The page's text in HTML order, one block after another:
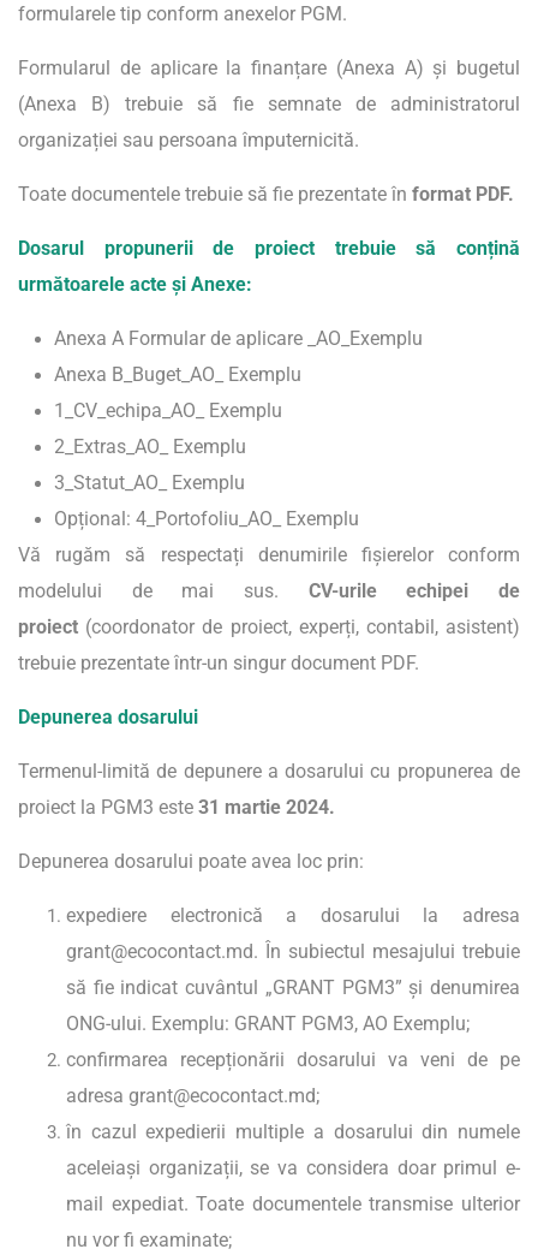
formularele tip conform anexelor PGM.
Formularul de aplicare la finanțare (Anexa A) și bugetul
(Anexa B) trebuie să fie semnate de administratorul
organizației sau persoana împuternicită.
Toate documentele trebuie să fie prezentate în format PDF.
Dosarul propunerii de proiect trebuie să conțină
următoarele acte și Anexe:
Anexa A Formular de aplicare _AO_Exemplu
Anexa B_Buget_AO_ Exemplu
1_CV_echipa_AO_ Exemplu
2_Extras_AO_ Exemplu
3_Statut_AO_ Exemplu
Opțional: 4_Portofoliu_AO_ Exemplu
Vă rugăm să respectați denumirile fișierelor conform
modelului de mai sus. CV-urile echipei de
proiect (coordonator de proiect, experți, contabil, asistent)
trebuie prezentate într-un singur document PDF.
Depunerea dosarului
Termenul-limită de depunere a dosarului cu propunerea de
proiect la PGM3 este 31 martie 2024.
Depunerea dosarului poate avea loc prin:
expediere electronică a dosarului la adresa
grant@ecocontact.md. În subiectul mesajului trebuie
să fie indicat cuvântul „GRANT PGM3” și denumirea
ONG-ului. Exemplu: GRANT PGM3, AO Exemplu;
confirmarea recepționării dosarului va veni de pe
adresa grant@ecocontact.md;
în cazul expedierii multiple a dosarului din numele
aceleiași organizații, se va considera doar primul e-
mail expediat. Toate documentele transmise ulterior
nu vor fi examinate;